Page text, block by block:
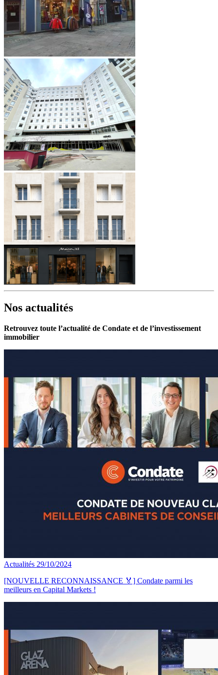
Nos actualités
Retrouvez toute l’actualité de Condate et de l’investissement
immobilier
Actualités 29/10/2024
[NOUVELLE RECONNAISSANCE 🏅] Condate parmi les
meilleurs en Capital Markets !